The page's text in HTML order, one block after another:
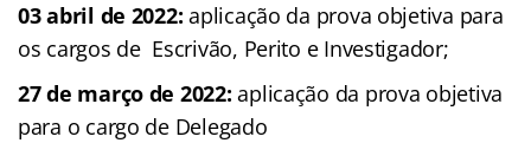
03 abril de 2022: aplicação da prova objetiva para
os cargos de Escrivão, Perito e Investigador;
27 de março de 2022: aplicação da prova objetiva
para o cargo de Delegado